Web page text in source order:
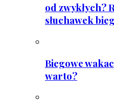
od zwykłych?
słuchawek
Biegowe
warto?